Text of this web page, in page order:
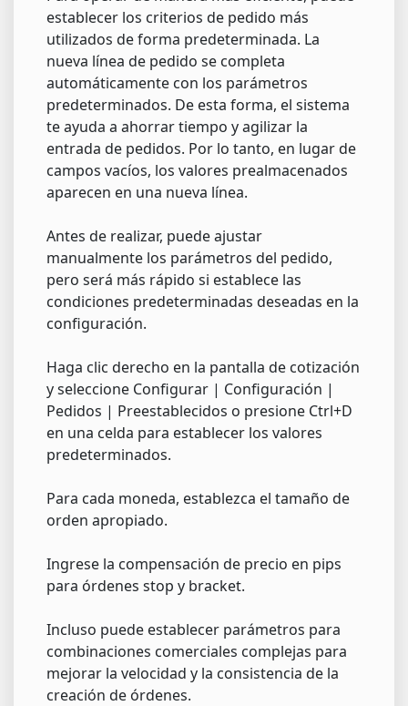
establecer los criterios de pedido más
utilizados de forma predeterminada. La
nueva línea de pedido se completa
automáticamente con los parámetros
predeterminados. De esta forma, el sistema
te ayuda a ahorrar tiempo y agilizar la
entrada de pedidos. Por lo tanto, en lugar de
campos vacíos, los valores prealmacenados
aparecen en una nueva línea.
Antes de realizar, puede ajustar
manualmente los parámetros del pedido,
pero será más rápido si establece las
condiciones predeterminadas deseadas en la
configuración.
Haga clic derecho en la pantalla de cotización
y seleccione Configurar | Configuración |
Pedidos | Preestablecidos o presione Ctrl+D
en una celda para establecer los valores
predeterminados.
Para cada moneda, establezca el tamaño de
orden apropiado.
Ingrese la compensación de precio en pips
para órdenes stop y bracket.
Incluso puede establecer parámetros para
combinaciones comerciales complejas para
mejorar la velocidad y la consistencia de la
creación de órdenes.